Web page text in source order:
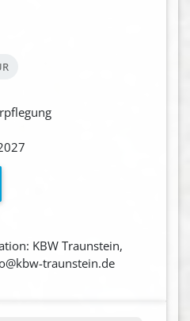
KBW Traunstein,
traunstein.de